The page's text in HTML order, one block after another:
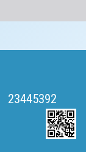
23445392